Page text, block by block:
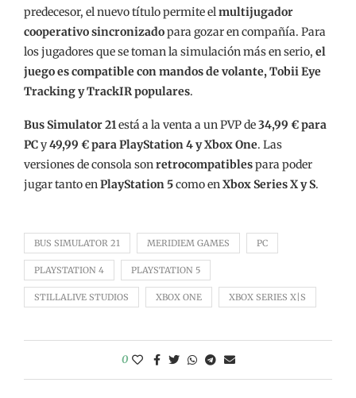
predecesor, el nuevo título permite elmultijugador
cooperativo sincronizadopara gozar en compañía. Para
los jugadores que se toman la simulación más en serio, el
juego es compatible con mandos de volante, Tobii Eye
Tracking y TrackIR populares.
Bus Simulator 21está a la venta a un PVP de34,99 € para
PCy49,99 € para PlayStation 4 y Xbox One. Las
versiones de consola sonretrocompatiblespara poder
jugar tanto enPlayStation 5como enXbox Series X y S.
BUS SIMULATOR 21 MERIDIEM GAMES PC
PLAYSTATION 4 PLAYSTATION 5
STILLALIVE STUDIOS XBOX ONE XBOX SERIES X|S
0